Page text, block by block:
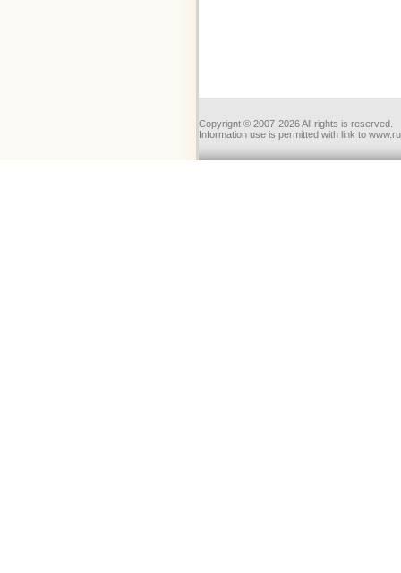
Copyrignt © 2007-2026 All rights is reserved.
Information use is permitted with link to